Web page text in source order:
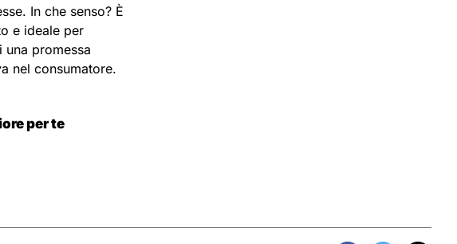
In che senso? È
e ideale per
una promessa
nel consumatore.
per te